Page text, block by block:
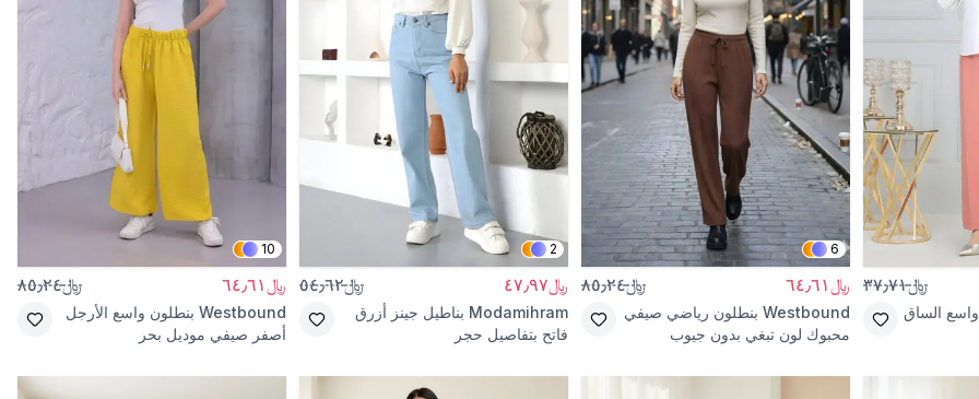
﷼٣٧٫٧١
الساق
6
﷼٦٤٫٦١ ﷼٨٥٫٢٤
Westbound بنطلون رياضي صيفي
محبوك لون تبغي بدون جيوب
2
﷼٤٧٫٩٧ ﷼٥٤٫٦٢
Modamihram بناطيل جينز أزرق
فاتح بتفاصيل حجر
10
﷼٦٤٫٦١ ﷼٨٥٫٢٤
Westbound بنطلون واسع الأرجل
أصفر صيفي موديل بحر